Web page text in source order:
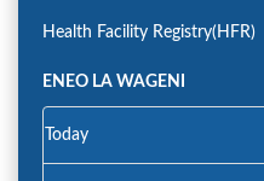
Health Facility Registry(HFR)
ENEO LA WAGENI
Today